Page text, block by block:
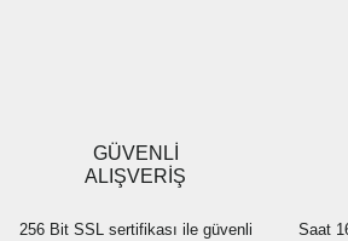
Ürün fiyatı diğer sitelerden daha pahalı.
Bu ürüne benzer farklı alternatifler olmalı.
GÜVENLİ
ALIŞVERİŞ
256 Bit SSL sertifikası ile güvenli
Saat